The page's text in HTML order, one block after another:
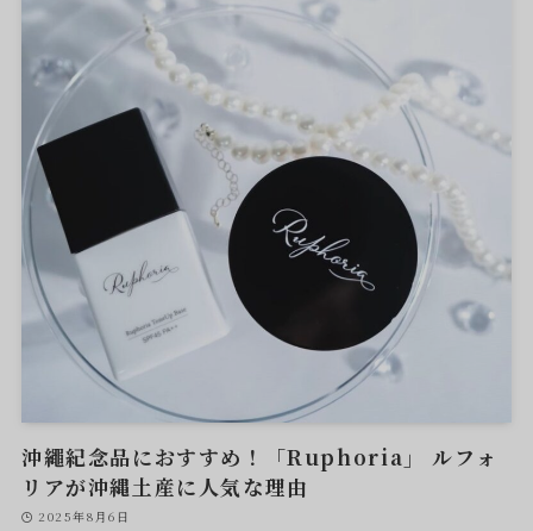
沖繩紀念品におすすめ！「Ruphoria」 ルフォ
リアが沖縄土産に人気な理由
2025年8月6日